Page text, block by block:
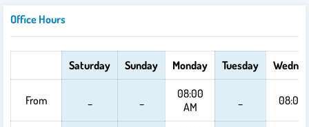
Office Hours
Saturday Sunday Monday Tuesday
From
08:00
AM
08:00